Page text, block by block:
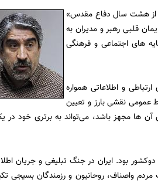
از هشت سال دفاع مقدس»
قلبی رهبر و مدیران به
های اجتماعی و فرهنگی
و اطلاعاتی همواره
عمومی نقشی بارز و تعیین
ها مجهز باشد، می‌تواند به برتری خود در
بود. ایران در جنگ تبلیغی و جریان
واصناف، روحانیون و رزمندگان بسیجی